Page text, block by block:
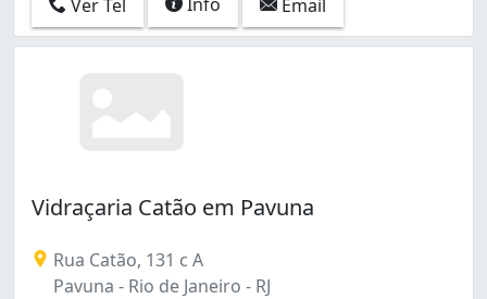
Ver Tel Email
Vidraçaria Catão em Pavuna
Rua Catão, 131 c A
Pavuna - Rio de Janeiro - RJ